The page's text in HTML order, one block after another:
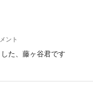
ント
た、藤ヶ谷君です